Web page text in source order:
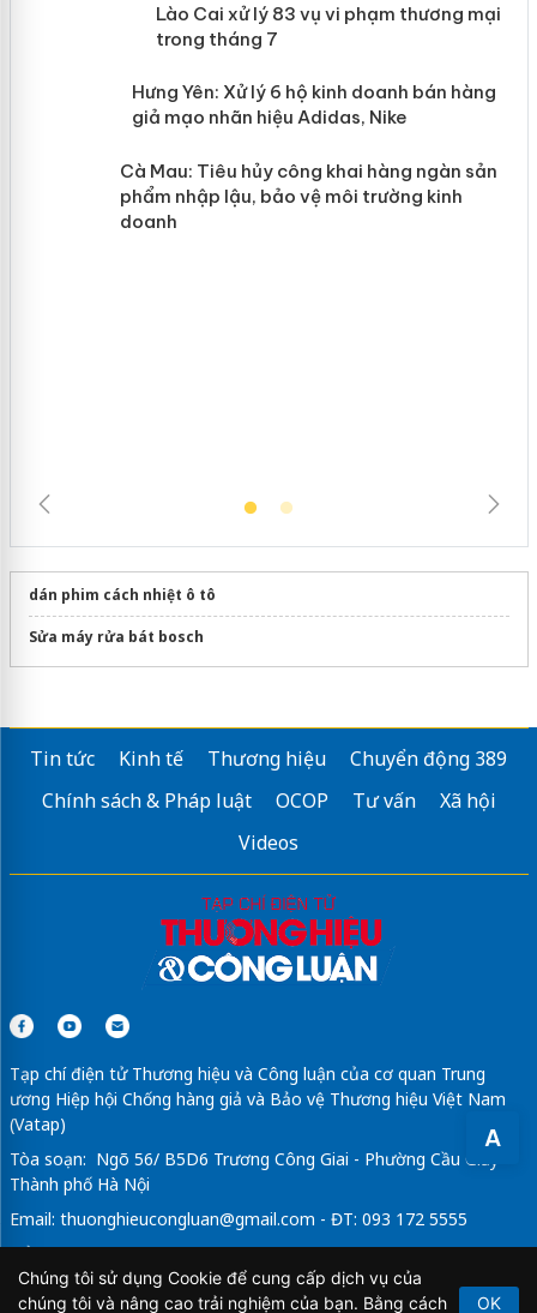
A
Lào Cai xử lý 83 vụ vi phạm thương
mại trong tháng 7
Hưng Yên: Xử lý 6 hộ kinh doanh bán
hàng giả mạo nhãn hiệu Adidas, Nike
dán phim cách nhiệt ô tô
Sửa máy rửa bát bosch
Tin tức Kinh tế Thương hiệu
Chuyển động 389
Chính sách & Pháp luật
OCOP Tư vấn
Xã hội
Videos
Tạp chí điện tử Thương hiệu và Công luận của cơ quan Trung
ương Hiệp hội Chống hàng giả và Bảo vệ Thương hiệu Việt Nam
(Vatap)
Tòa soạn: Ngõ 56/ B5D6 Trương Công Giai - Phường Cầu Giấy -
Thành phố Hà Nội
Email: thuonghieucongluan@gmail.com - ĐT: 093 172 5555
Tổng Biên Tập: Vũ Đức Thuận
Giấy phép hoạt động báo chí điện tử số 64/GP-BTTTT do Bộ
Chúng tôi sử dụng Cookie để cung cấp dịch vụ của
chúng tôi và nâng cao trải nghiệm của bạn. Bằng cách
OK